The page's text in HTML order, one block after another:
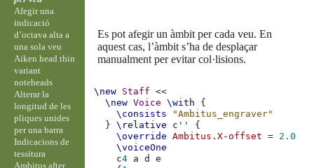
Es pot afegir un àmbit per cada veu. En
aquest cas, l’àmbit s’ha de desplaçar
manualment per evitar col·lisions.
\new Staff
<<
\new Voice \with
{
\consists
"Ambitus_engraver"
}
\relative c''
{
\override
Ambitus .X-offset = 2.0
\voiceOne
c4 a d
e
Afegir una
indicació
d’octava alta a
una sola veu
Aiken head thin
variant
noteheads
Alterar la
longitud de les
pliques unides
per una barra
Indicacions de
tessitura
Ambitus after